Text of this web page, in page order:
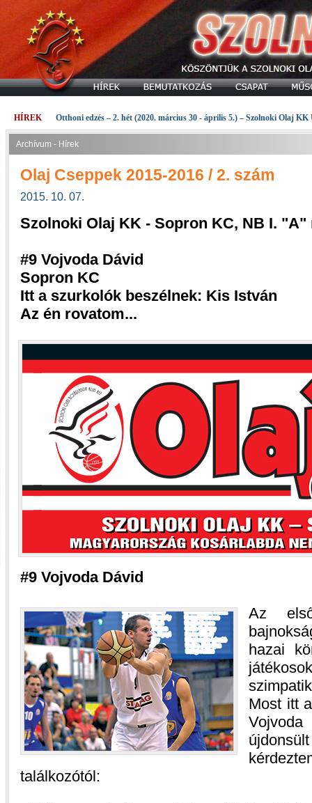
HÍREK Otthoni edzés – 2. hét (2020. március 30 - április 5.) – Szolnoki Olaj KK
Archívum - Hírek
Olaj Cseppek 2015-2016 / 2. szám
2015. 10. 07.
Szolnoki Olaj KK - Sopron KC, NB I. "A"
#9 Vojvoda Dávid
Sopron KC
Itt a szurkolók beszélnek: Kis István
Az én rovatom...
#9 Vojvoda Dávid
Az
hazai
Most itt
találkozótól: